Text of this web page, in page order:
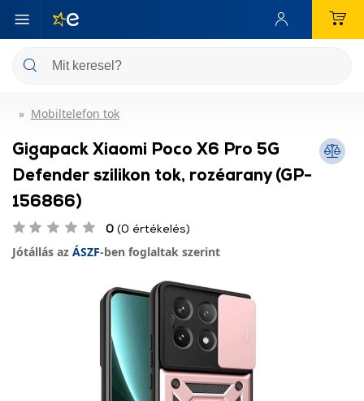
Mobiltelefon tok
Gigapack Xiaomi Poco X6 Pro 5G
Defender szilikon tok, rozéarany (GP-
156866)
0 (0 értékelés)
Jótállás az ÁSZF-ben foglaltak szerint